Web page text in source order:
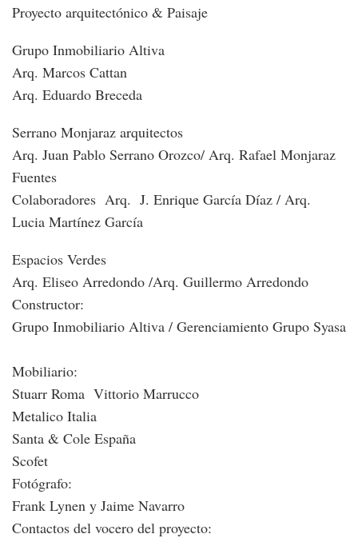
Proyecto arquitectónico & Paisaje
Grupo Inmobiliario Altiva
Arq. Marcos Cattan
Arq. Eduardo Breceda
Serrano Monjaraz arquitectos
Arq. Juan Pablo Serrano Orozco/ Arq. Rafael Monjaraz
Fuentes
Colaboradores Arq. J. Enrique García Díaz / Arq.
Lucia Martínez García
Espacios Verdes
Arq. Eliseo Arredondo /Arq. Guillermo Arredondo
Constructor:
Grupo Inmobiliario Altiva / Gerenciamiento Grupo Syasa
Mobiliario:
Stuarr Roma Vittorio Marrucco
Metalico Italia
Santa & Cole España
Scofet
Fotógrafo:
Frank Lynen y Jaime Navarro
Contactos del vocero del proyecto: